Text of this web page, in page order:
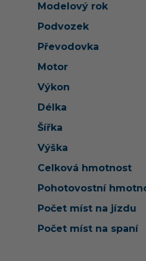
Modelový rok
Podvozek
Převodovka
Motor
Výkon
Délka
Šířka
Výška
Celková hmotnost
Pohotovostní
Počet míst na jízdu
Počet míst na spaní